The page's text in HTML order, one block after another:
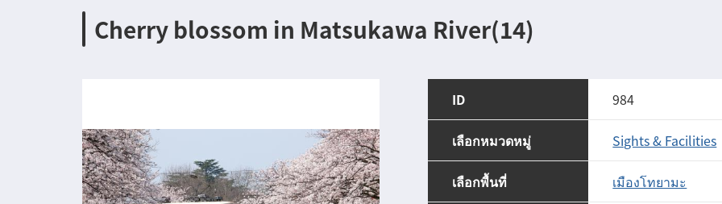
Cherry blossom in Matsukawa River(14)
ID 984
เลือกหมวดหมู่ Sights & Facilities
เลือกพื้นที่ เมืองโทยามะ